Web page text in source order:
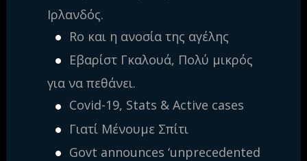
Ιρλανδός.
Ro και η ανοσία της αγέλης
Εβαρίστ Γκαλουά, Πολύ μικρός
για να πεθάνει.
Covid-19, Stats & Active cases
Γιατί Μένουμε Σπίτι
Govt announces ‘unprecedented